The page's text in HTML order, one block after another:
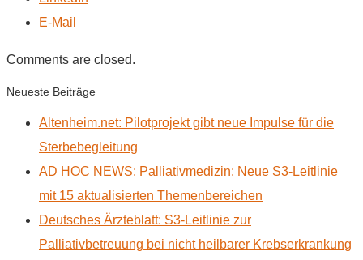
E-Mail
Comments are closed.
Neueste Beiträge
Altenheim.net: Pilotprojekt gibt neue Impulse für die
Sterbebegleitung
AD HOC NEWS: Palliativmedizin: Neue S3-Leitlinie
mit 15 aktualisierten Themenbereichen
Deutsches Ärzteblatt: S3-Leitlinie zur
Palliativbetreuung bei nicht heilbarer Krebserkrankung